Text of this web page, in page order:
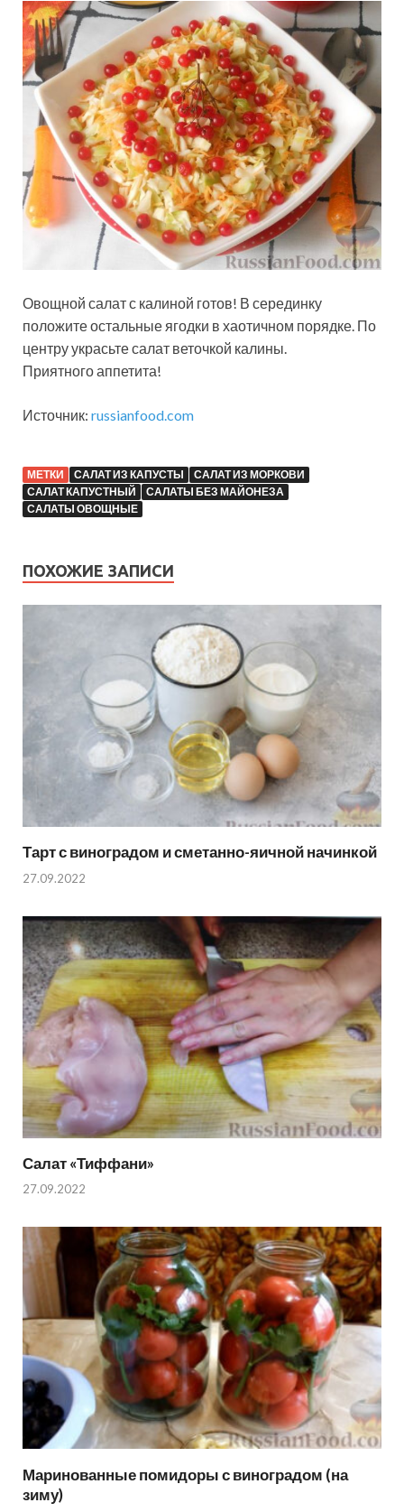
Овощной салат с калиной готов! В серединку
положите остальные ягодки в хаотичном порядке. По
центру украсьте салат веточкой калины.
Приятного аппетита!
Источник: russianfood.com
МЕТКИ САЛАТ ИЗ КАПУСТЫ
САЛАТ ИЗ МОРКОВИ
САЛАТ КАПУСТНЫЙ
САЛАТЫ БЕЗ МАЙОНЕЗА
САЛАТЫ ОВОЩНЫЕ
ПОХОЖИЕ ЗАПИСИ
Тарт с виноградом и сметанно-яичной начинкой
27.09.2022
Салат «Тиффани»
27.09.2022
Маринованные помидоры с виноградом (на
зиму)